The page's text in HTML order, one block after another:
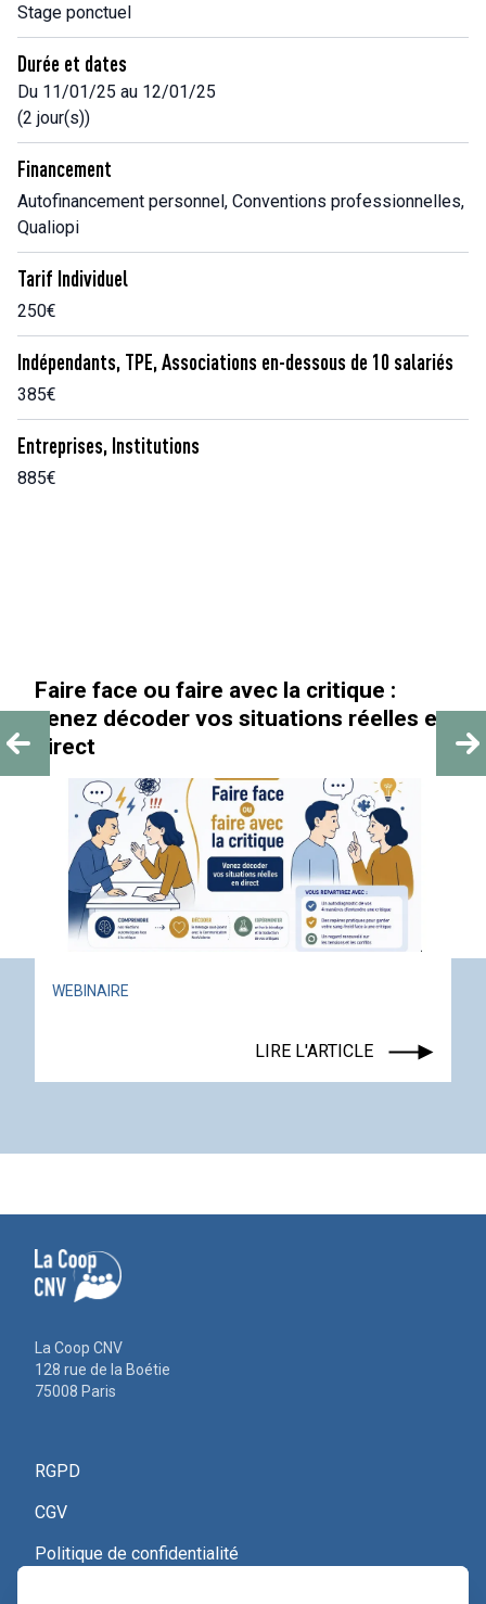
Stage ponctuel
Durée et dates
Du 11/01/25 au 12/01/25
(2 jour(s))
Financement
Autofinancement personnel, Conventions professionnelles,
Qualiopi
Tarif Individuel
250€
Indépendants, TPE, Associations en-dessous de 10 salariés
385€
Entreprises, Institutions
885€
Faire face ou faire avec la critique :
venez décoder vos situations réelles en
direct
WEBINAIRE
LIRE L'ARTICLE
La Coop CNV
128 rue de la Boétie
75008 Paris
RGPD
CGV
Politique de confidentialité